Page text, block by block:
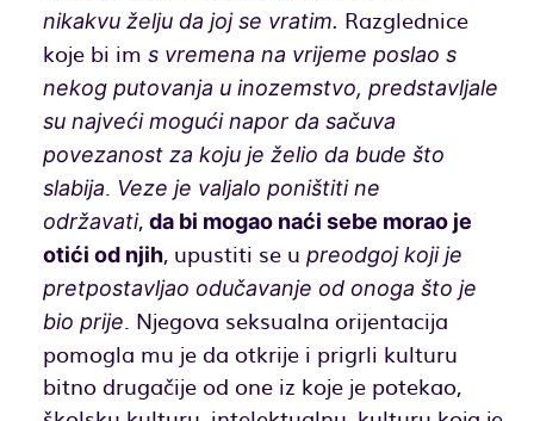
nikakvu želju da joj se vratim. Razglednice
koje bi im s vremena na vrijeme poslao s
nekog putovanja u inozemstvo, predstavljale
su najveći mogući napor da sačuva
povezanost za koju je želio da bude što
slabija. Veze je valjalo poništiti ne
održavati, da bi mogao naći sebe morao je
otići od njih, upustiti se u preodgoj koji je
pretpostavljao odučavanje od onoga što je
bio prije. Njegova seksualna orijentacija
pomogla mu je da otkrije i prigrli kulturu
bitno drugačije od one iz koje je potekao,